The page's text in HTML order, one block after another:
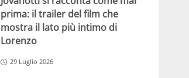
prima: il trailer del film che
mostra il lato più intimo di
Lorenzo
29 Luglio 2026